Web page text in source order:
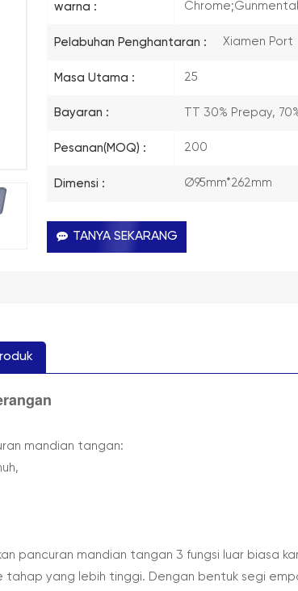
warna :
Pelabuhan Penghantaran : Xiamen Port
Masa Utama : 25
Bayaran : TT 30% Prepay,
Pesanan(MOQ) : 200
Dimensi : Ø95mm*262mm
TANYA SEKARANG
mandian tangan:
pancuran mandian tangan 3 fungsi luar biasa
tahap yang lebih tinggi. Dengan bentuk segi